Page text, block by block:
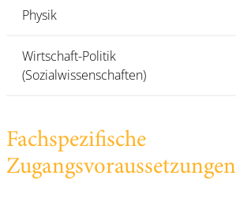
Physik
Wirtschaft-Politik
(Sozialwissenschaften)
Fachspezifische
Zugangsvoraussetzungen